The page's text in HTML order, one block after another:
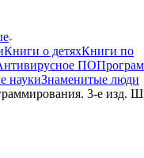
Книги о детяхКниги по
ПО
наукиЗнаменитые люди
3-е изд.